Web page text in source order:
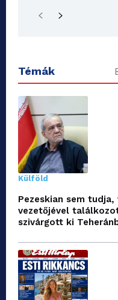
Témák
Külföld
Pezeskian sem
vezetőjével
szivárgott ki